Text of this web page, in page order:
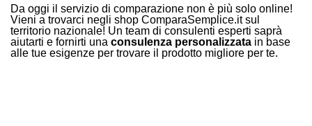
Da oggi il servizio di comparazione non è più solo online!
Vieni a trovarci negli shop ComparaSemplice.it sul
territorio nazionale! Un team di consulenti esperti saprà
aiutarti e fornirti una consulenza personalizzata in base
alle tue esigenze per trovare il prodotto migliore per te.